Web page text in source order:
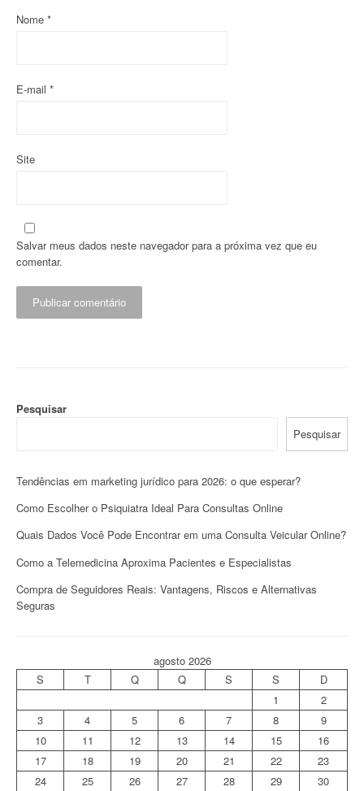
s
Nome *
E-mail *
Site
Salvar meus dados neste navegador para a próxima vez que eu
comentar.
Pesquisar
Pesquisar
Tendências em marketing jurídico para 2026: o que esperar?
Como Escolher o Psiquiatra Ideal Para Consultas Online
Quais Dados Você Pode Encontrar em uma Consulta Veicular Online?
Como a Telemedicina Aproxima Pacientes e Especialistas
Compra de Seguidores Reais: Vantagens, Riscos e Alternativas
Seguras
agosto 2026
S
T Q Q S S
D
1
2
3
4 5 6 7 8
9
10
11 12 13 14 15
16
17
18 19 20 21 22
23
24
25 26 27 28 29 30